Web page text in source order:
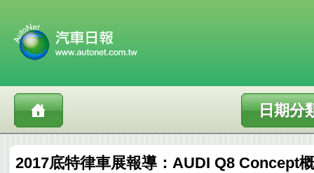
日期分
2017底特律車展報導：AUDI Q8 Concept